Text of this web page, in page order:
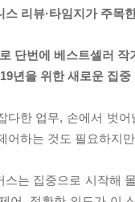
스 리뷰·타임지가 주목
단번에 베스트셀러
년을 위한 새로운 집중
다한 업무, 손에서 벗
어하는 것도 필요하지
스는 집중으로 시작해